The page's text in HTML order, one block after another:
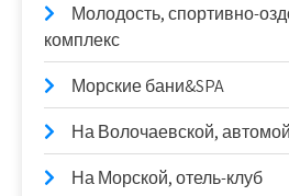
Молодость, спортивно-
комплекс
Морские бани&SPA
На Волочаевской,
На Морской, отель-клуб